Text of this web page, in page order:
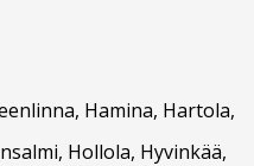
Hamina, Hartola,
Hollola, Hyvinkää,